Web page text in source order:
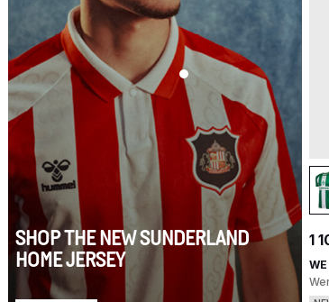
1
SHOP THE NEW SUNDERLAND
HOME JERSEY